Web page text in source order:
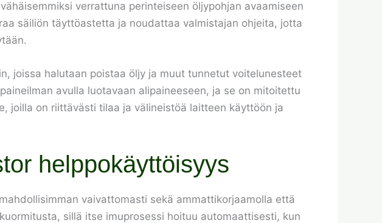
verrattuna perinteiseen öljypohjan avaamiseen
säiliön täyttöastetta ja noudattaa valmistajan ohjeita, jotta
joissa halutaan poistaa öljy ja muut tunnetut voitelunesteet
avulla luotavaan alipaineeseen, ja se on mitoitettu
joilla on riittävästi tilaa ja välineistöä laitteen käyttöön ja
helppokäyttöisyys
vaivattomasti sekä ammattikorjaamolla että
sillä itse imuprosessi hoituu automaattisesti, kun